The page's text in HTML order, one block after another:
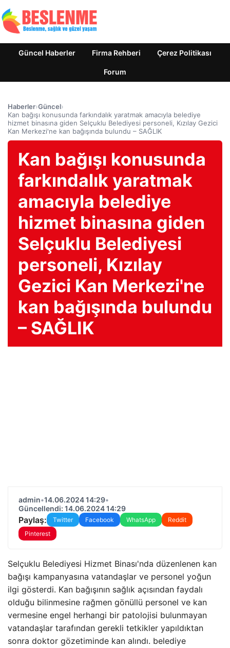
Güncel Haberler Firma Rehberi Çerez Politikası
Forum
Haberler›Güncel›
Kan bağışı konusunda farkındalık yaratmak amacıyla belediye
hizmet binasına giden Selçuklu Belediyesi personeli, Kızılay Gezici
Kan Merkezi'ne kan bağışında bulundu – SAĞLIK
Kan bağışı konusunda
farkındalık yaratmak
amacıyla belediye
hizmet binasına giden
Selçuklu Belediyesi
personeli, Kızılay
Gezici Kan Merkezi'ne
kan bağışında bulundu
– SAĞLIK
admin•14.06.2024 14:29•
Güncellendi: 14.06.2024 14:29
Paylaş: Twitter Facebook WhatsApp
Reddit
Pinterest
Selçuklu Belediyesi Hizmet Binası'nda düzenlenen kan
bağışı kampanyasına vatandaşlar ve personel yoğun
ilgi gösterdi. Kan bağışının sağlık açısından faydalı
olduğu bilinmesine rağmen gönüllü personel ve kan
vermesine engel herhangi bir patolojisi bulunmayan
vatandaşlar tarafından gerekli tetkikler yapıldıktan
sonra doktor gözetiminde kan alındı. belediye